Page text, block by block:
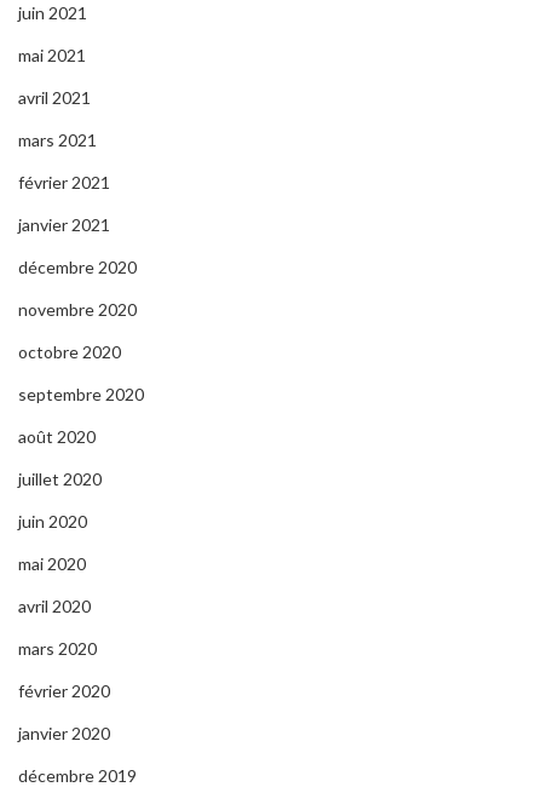
juin 2021
mai 2021
avril 2021
mars 2021
février 2021
janvier 2021
décembre 2020
novembre 2020
octobre 2020
septembre 2020
août 2020
juillet 2020
juin 2020
mai 2020
avril 2020
mars 2020
février 2020
janvier 2020
décembre 2019